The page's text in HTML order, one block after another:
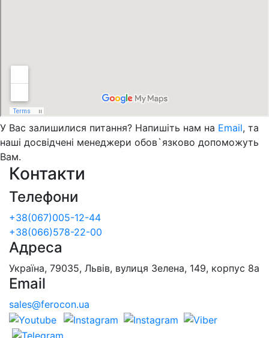
У Вас залишилися питання? Напишіть нам на Email, та
наші досвідчені менеджери обов`язково допоможуть
Вам.
Контакти
Телефони
+38(067)005-12-44
+38(066)578-22-00
Адреса
Україна, 79035, Львів, вулиця Зелена, 149, корпус 8а
Email
sales@ferocon.ua